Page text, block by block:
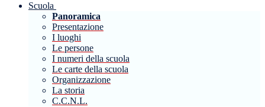
Scuola
Panoramica
Presentazione
I luoghi
Le persone
I numeri della scuola
Le carte della scuola
Organizzazione
La storia
C.C.N.L.